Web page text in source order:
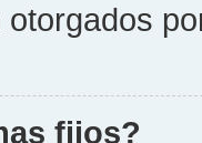
fijos?